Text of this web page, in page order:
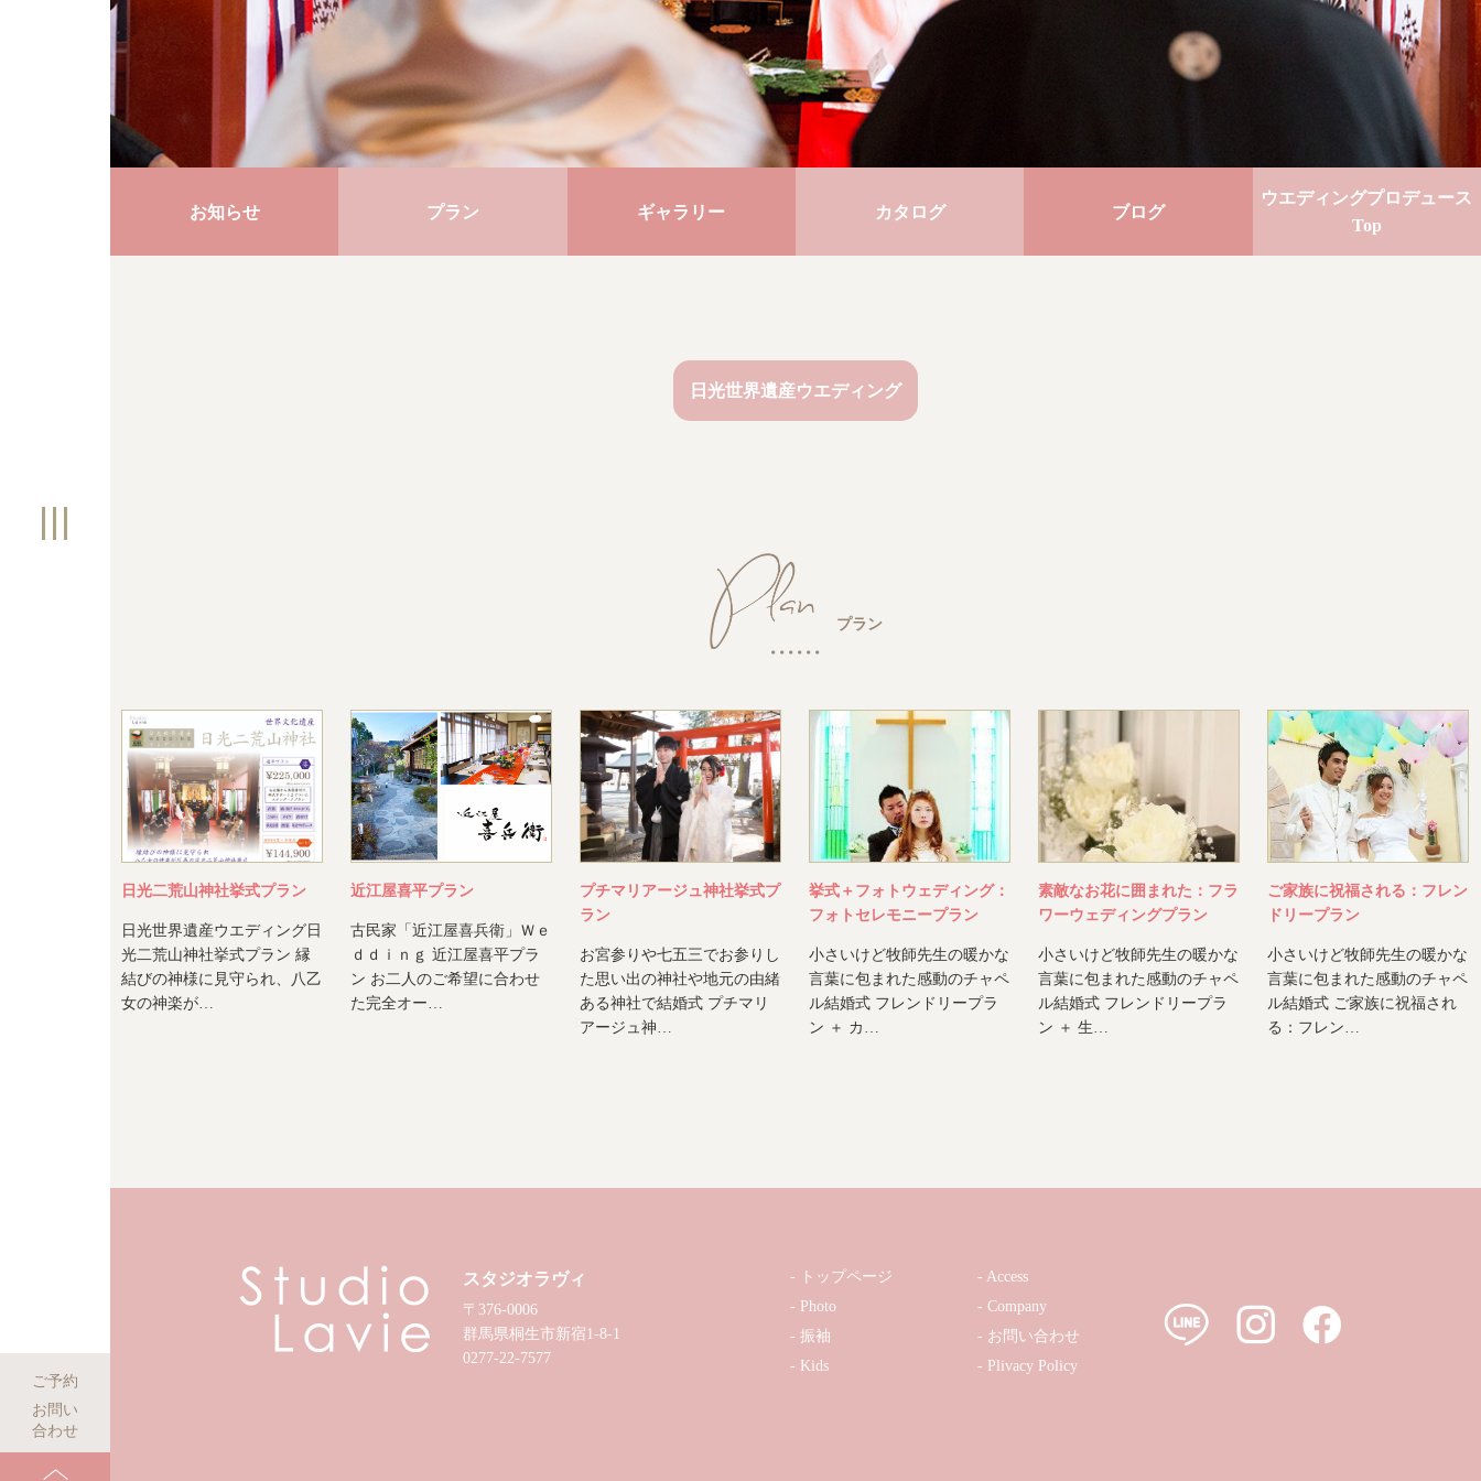
ご予約
お問い
合わせ
お知らせ プラン ギャラリー カタログ ブログ
ウエディングプロデュース
Top
日光世界遺産ウエディング
プラン
日光二荒山神社挙式プラン
日光世界遺産ウエディング日
光二荒山神社挙式プラン 縁
結びの神様に見守られ、八乙
女の神楽が…
近江屋喜平プラン
古民家「近江屋喜兵衛」Ｗｅ
ｄｄｉｎｇ 近江屋喜平プラ
ン お二人のご希望に合わせ
た完全オー…
プチマリアージュ神社挙式プ
ラン
お宮参りや七五三でお参りし
た思い出の神社や地元の由緒
ある神社で結婚式 プチマリ
アージュ神…
挙式＋フォトウェディング：
フォトセレモニープラン
小さいけど牧師先生の暖かな
言葉に包まれた感動のチャペ
ル結婚式 フレンドリープラ
ン ＋ カ…
素敵なお花に囲まれた：フラ
ワーウェディングプラン
小さいけど牧師先生の暖かな
言葉に包まれた感動のチャペ
ル結婚式 フレンドリープラ
ン ＋ 生…
ご家族に祝福される：フレン
ドリープラン
小さいけど牧師先生の暖かな
言葉に包まれた感動のチャペ
ル結婚式 ご家族に祝福され
る：フレン…
スタジオラヴィ
〒376-0006
群馬県桐生市新宿1-8-1
0277-22-7577
トップページ
Photo
振袖
Kids
Access
Company
お問い合わせ
Plivacy Policy